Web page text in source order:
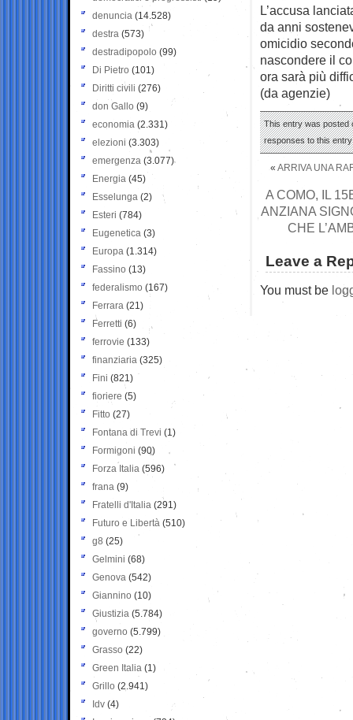
L’accusa
da anni
omicidio
nascondere il
ora sarà più
(da agenzie)
This entry was posted
responses to this
« ARRIVA UNA
A COMO, IL
ANZIANA
CHE
Leave a
You must be
denuncia (14.528)
destra (573)
destradipopolo (99)
Di Pietro (101)
Diritti civili (276)
don Gallo (9)
economia (2.331)
elezioni (3.303)
emergenza (3.077)
Energia (45)
Esselunga (2)
Esteri (784)
Eugenetica (3)
Europa (1.314)
Fassino (13)
federalismo (167)
Ferrara (21)
Ferretti (6)
ferrovie (133)
finanziaria (325)
Fini (821)
fioriere (5)
Fitto (27)
Fontana di Trevi (1)
Formigoni (90)
Forza Italia (596)
frana (9)
Fratelli d'Italia (291)
Futuro e Libertà (510)
g8 (25)
Gelmini (68)
Genova (542)
Giannino (10)
Giustizia (5.784)
governo (5.799)
Grasso (22)
Green Italia (1)
Grillo (2.941)
Idv (4)